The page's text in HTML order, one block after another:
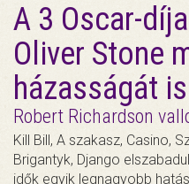
A 3 Oscar-
Oliver Stone
házasságát
Robert Richardson
Kill Bill, A szakasz, Casino,
Brigantyk, Django
idők egyik legnagyobb